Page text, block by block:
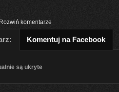
Rozwiń komentarze
Komentuj na Facebook
są ukryte